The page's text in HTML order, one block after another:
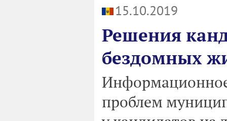
15.10.2019
Решения
бездомных
Информационное
проблем